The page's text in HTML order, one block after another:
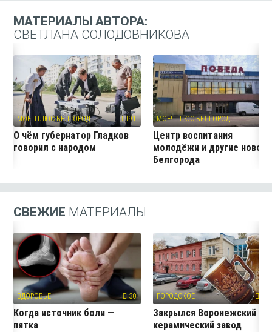
МАТЕРИАЛЫ АВТОРА:
СВЕТЛАНА СОЛОДОВНИКОВА
МОЁ! ПЛЮС БЕЛГОРОД 191
О чём губернатор Гладков
говорил с народом
МОЁ! ПЛЮС БЕЛГОРОД
Центр воспитания
молодёжи и другие
Белгорода
СВЕЖИЕ МАТЕРИАЛЫ
ЗДОРОВЬЕ 30
Когда источник боли —
пятка
ГОРОДСКОЕ
Закрылся Воронежский
керамический завод